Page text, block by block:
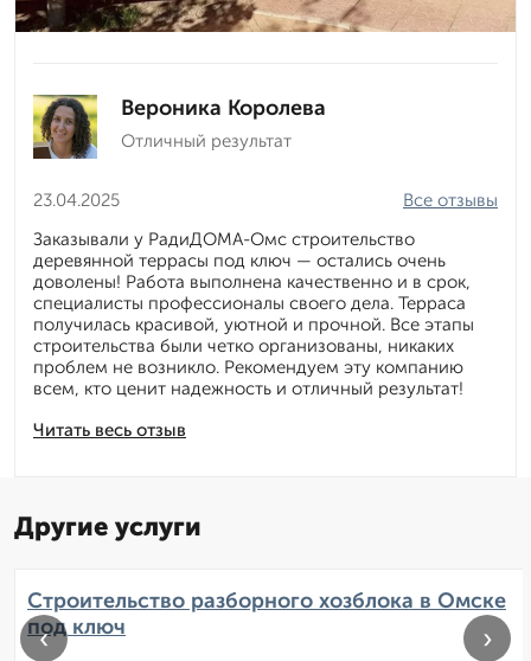
Вероника Королева
Отличный результат
23.04.2025
Читать весь отзыв
Все отзывы
Заказывали у РадиДОМА-Омс строительство
деревянной террасы под ключ — остались очень
доволены! Работа выполнена качественно и в срок,
специалисты профессионалы своего дела. Терраса
получилась красивой, уютной и прочной. Все этапы
строительства были четко организованы, никаких
проблем не возникло. Рекомендуем эту компанию
всем, кто ценит надежность и отличный результат!
Другие услуги
Строительство разборного хозблока в Омске
под ключ
‹ ›